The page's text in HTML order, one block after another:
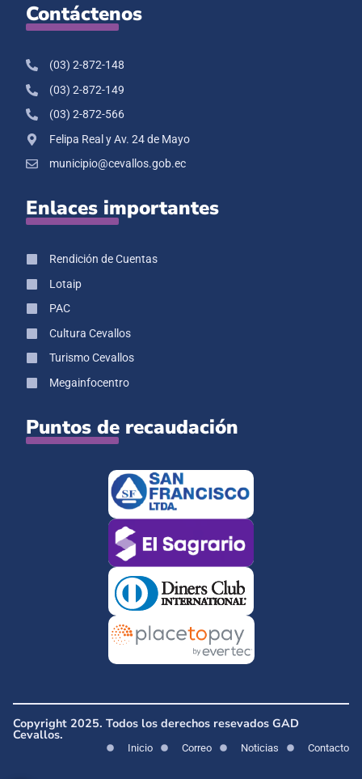
Contáctenos
(03) 2-872-148
(03) 2-872-149
(03) 2-872-566
Felipa Real y Av. 24 de Mayo
municipio@cevallos.gob.ec
Enlaces importantes
Rendición de Cuentas
Lotaip
PAC
Cultura Cevallos
Turismo Cevallos
Megainfocentro
Puntos de recaudación
Copyright 2025. Todos los derechos resevados GAD
Cevallos.
Inicio Correo Noticias Contacto